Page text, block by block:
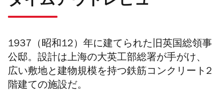
1937（昭和12）年に建てられた旧英国総領事
公邸。設計は上海の大英工部総署が手がけ、
広い敷地と建物規模を持つ鉄筋コンクリート2
階建ての施設だ。